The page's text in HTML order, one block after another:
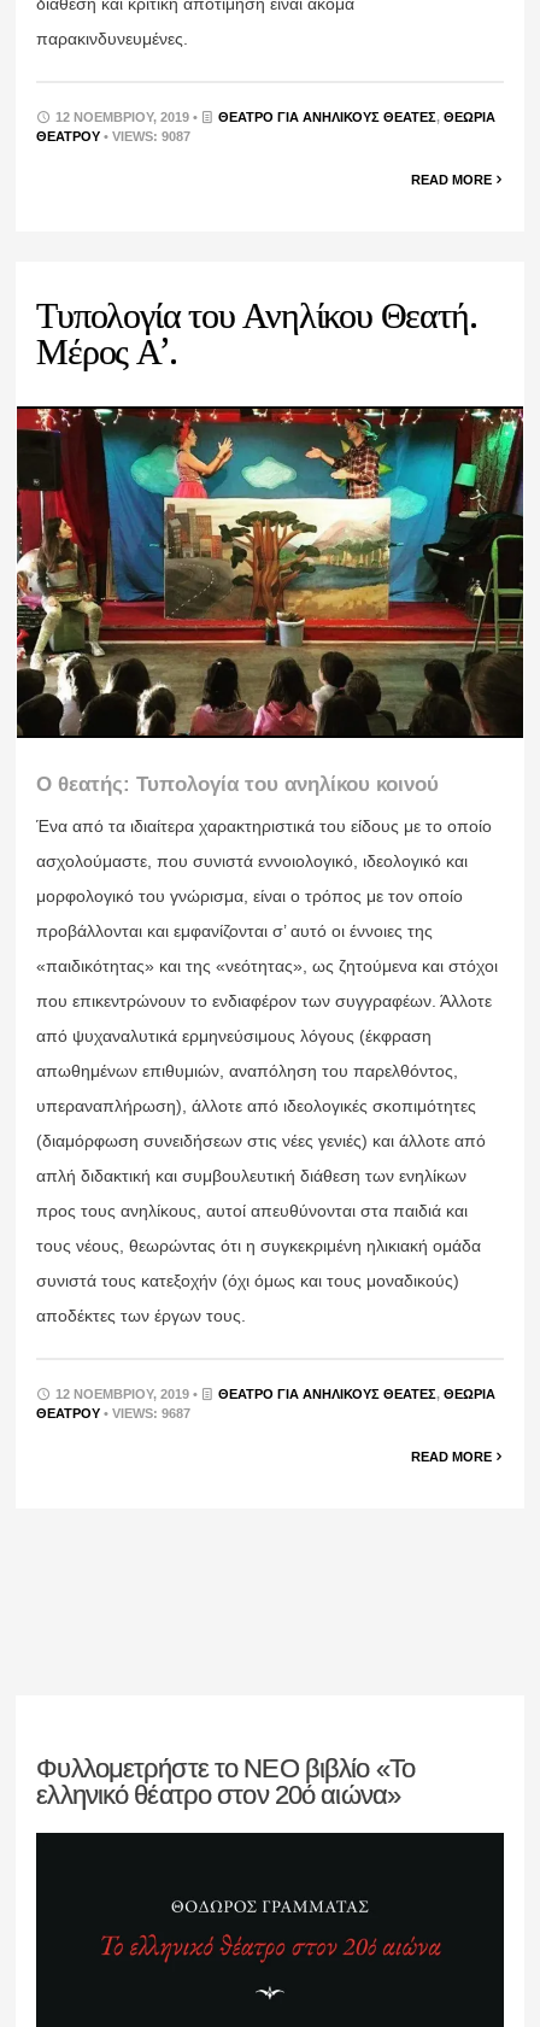
παρακινδυνευμένες.
12 ΝΟΕΜΒΡΊΟΥ, 2019 • ΘΈΑΤΡΟ ΓΙΑ ΑΝΉΛΙΚΟΥΣ ΘΕΑΤΈΣ,ΘΕΩΡΊΑ
ΘΕΆΤΡΟΥ • VIEWS: 9087
READ MORE
Τυπολογία του Ανηλίκου Θεατή.
Μέρος Α’.
Ο θεατής: Τυπολογία του ανηλίκου κοινού
Ένα από τα ιδιαίτερα χαρακτηριστικά του είδους με το οποίο
ασχολούμαστε, που συνιστά εννοιολογικό, ιδεολογικό και
μορφολογικό του γνώρισμα, είναι ο τρόπος με τον οποίο
προβάλλονται και εμφανίζονται σ’ αυτό οι έννοιες της
«παιδικότητας» και της «νεότητας», ως ζητούμενα και στόχοι
που επικεντρώνουν το ενδιαφέρον των συγγραφέων. Άλλοτε
από ψυχαναλυτικά ερμηνεύσιμους λόγους (έκφραση
απωθημένων επιθυμιών, αναπόληση του παρελθόντος,
υπεραναπλήρωση), άλλοτε από ιδεολογικές σκοπιμότητες
(διαμόρφωση συνειδήσεων στις νέες γενιές) και άλλοτε από
απλή διδακτική και συμβουλευτική διάθεση των ενηλίκων
προς τους ανηλίκους, αυτοί απευθύνονται στα παιδιά και
τους νέους, θεωρώντας ότι η συγκεκριμένη ηλικιακή ομάδα
συνιστά τους κατεξοχήν (όχι όμως και τους μοναδικούς)
αποδέκτες των έργων τους.
12 ΝΟΕΜΒΡΊΟΥ, 2019 • ΘΈΑΤΡΟ ΓΙΑ ΑΝΉΛΙΚΟΥΣ ΘΕΑΤΈΣ,ΘΕΩΡΊΑ
ΘΕΆΤΡΟΥ • VIEWS: 9687
READ MORE
Φυλλομετρήστε το ΝΕΟ βιβλίο «Το
ελληνικό θέατρο στον 20ό αιώνα»